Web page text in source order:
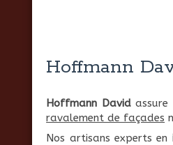
Hoffmann
Hoffmann Davidassure
ravalement de façades
Nos artisans experts en